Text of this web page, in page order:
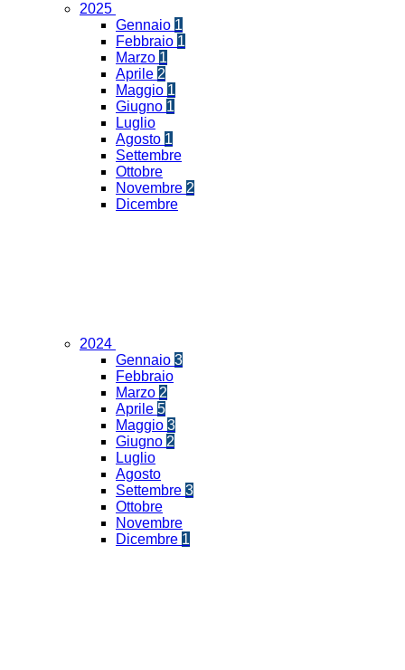
2025
Gennaio 1
Febbraio 1
Marzo 1
Aprile 2
Maggio 1
Giugno 1
Luglio
Agosto 1
Settembre
Ottobre
Novembre 2
Dicembre
2024
Gennaio 3
Febbraio
Marzo 2
Aprile 5
Maggio 3
Giugno 2
Luglio
Agosto
Settembre 3
Ottobre
Novembre
Dicembre 1